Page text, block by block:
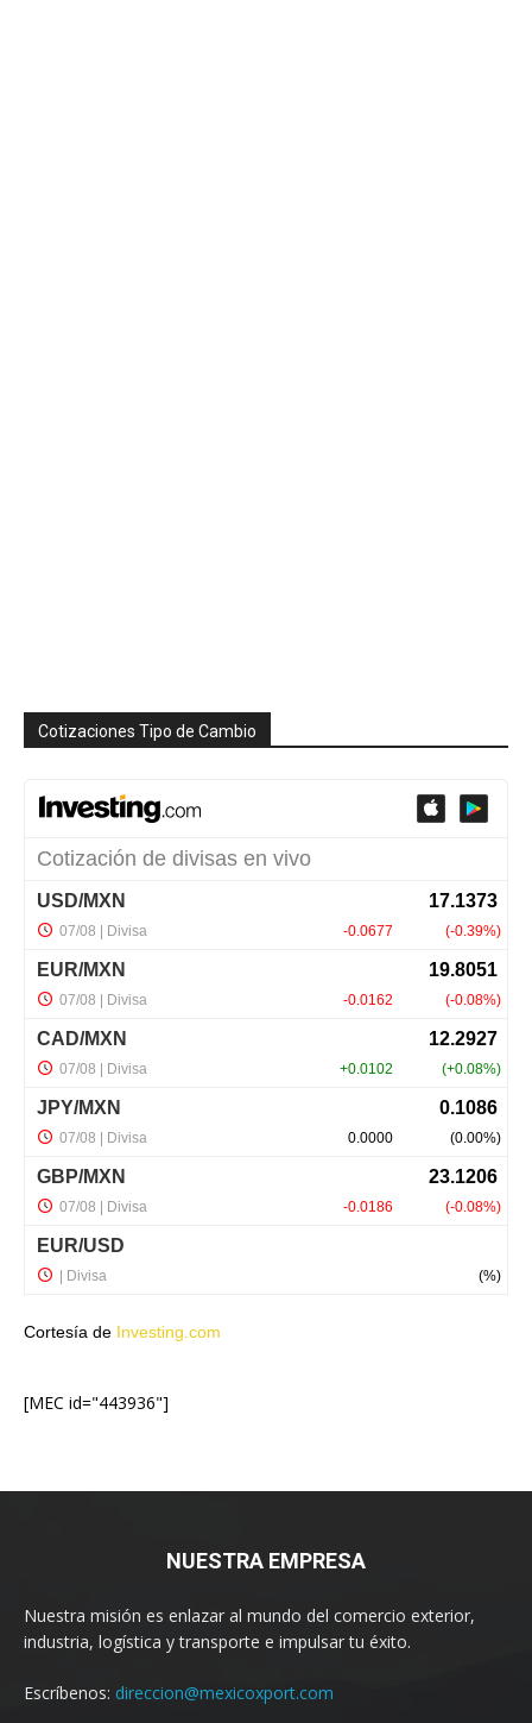
Cotizaciones Tipo de Cambio
Cortesía de Investing.com
[MEC id="443936"]
NUESTRA EMPRESA
Nuestra misión es enlazar al mundo del comercio exterior,
industria, logística y transporte e impulsar tu éxito.
Escríbenos: direccion@mexicoxport.com